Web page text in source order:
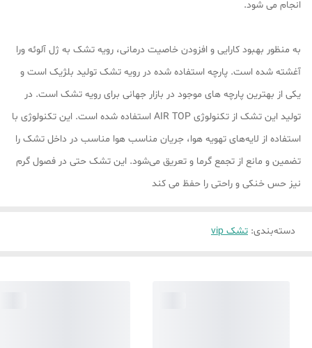
انجام می شود.
به منظور بهبود کارایی و افزودن خاصیت درمانی، رویه تشک به ژل آلوئه ورا
آغشته شده است. پارچه استفاده شده در رویه تشک تولید بلژیک است و
یکی از بهترین پارچه های موجود در بازار جهانی برای رویه تشک است. در
تولید این تشک از تکنولوژی AIR TOP استفاده شده است. این تکنولوژی با
استفاده از لایه‌های تهویه هوا، جریان مناسب هوا مناسب در داخل تشک را
تضمین و مانع از تجمع گرما و تعریق می‌شود. این تشک حتی در فصول گرم
نیز حس خنکی و راحتی را حفظ می کند
دسته‌بندی: تشک vip